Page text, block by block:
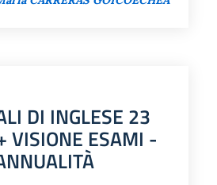
DI INGLESE 23
VISIONE ESAMI -